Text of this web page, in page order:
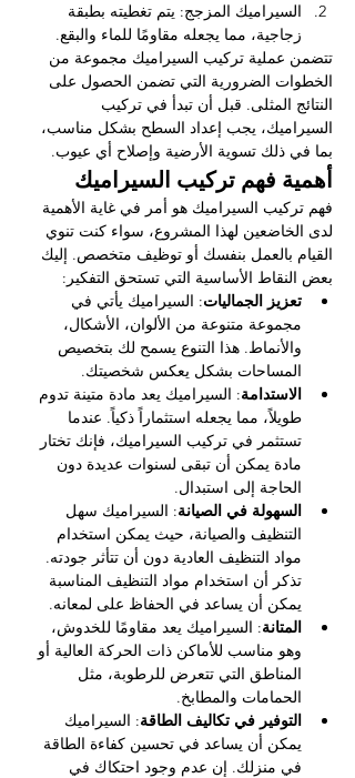
السيراميك المزجج: يتم تغطيته بطبقة
زجاجية، مما يجعله مقاومًا للماء والبقع.
تتضمن عملية تركيب السيراميك مجموعة من
الخطوات الضرورية التي تضمن الحصول على
النتائج المثلى. قبل أن تبدأ في تركيب
السيراميك، يجب إعداد السطح بشكل مناسب،
بما في ذلك تسوية الأرضية وإصلاح أي عيوب.
أهمية فهم تركيب السيراميك
فهم تركيب السيراميك هو أمر في غاية الأهمية
لدى الخاضعين لهذا المشروع، سواء كنت تنوي
القيام بالعمل بنفسك أو توظيف متخصص. إليك
بعض النقاط الأساسية التي تستحق التفكير:
تعزيز الجماليات: السيراميك يأتي في
مجموعة متنوعة من الألوان، الأشكال،
والأنماط. هذا التنوع يسمح لك بتخصيص
المساحات بشكل يعكس شخصيتك.
الاستدامة: السيراميك يعد مادة متينة تدوم
طويلاً، مما يجعله استثماراً ذكياً. عندما
تستثمر في تركيب السيراميك، فإنك تختار
مادة يمكن أن تبقى لسنوات عديدة دون
الحاجة إلى استبدال.
السهولة في الصيانة: السيراميك سهل
التنظيف والصيانة، حيث يمكن استخدام
مواد التنظيف العادية دون أن تتأثر جودته.
تذكر أن استخدام مواد التنظيف المناسبة
يمكن أن يساعد في الحفاظ على لمعانه.
المتانة: السيراميك يعد مقاومًا للخدوش،
وهو مناسب للأماكن ذات الحركة العالية أو
المناطق التي تتعرض للرطوبة، مثل
الحمامات والمطابخ.
التوفير في تكاليف الطاقة: السيراميك
يمكن أن يساعد في تحسين كفاءة الطاقة
في منزلك. إن عدم وجود احتكاك في